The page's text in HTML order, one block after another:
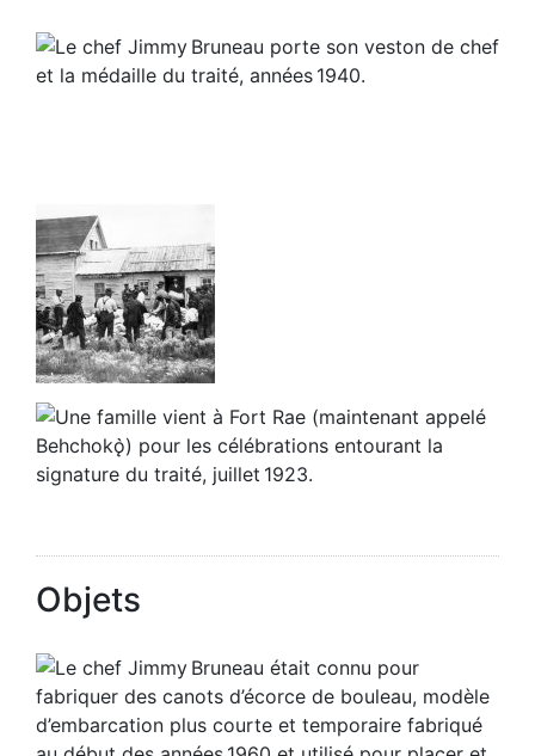
Objets